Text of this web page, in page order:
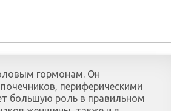
гормонам. Он
периферическими
большую роль в правильном